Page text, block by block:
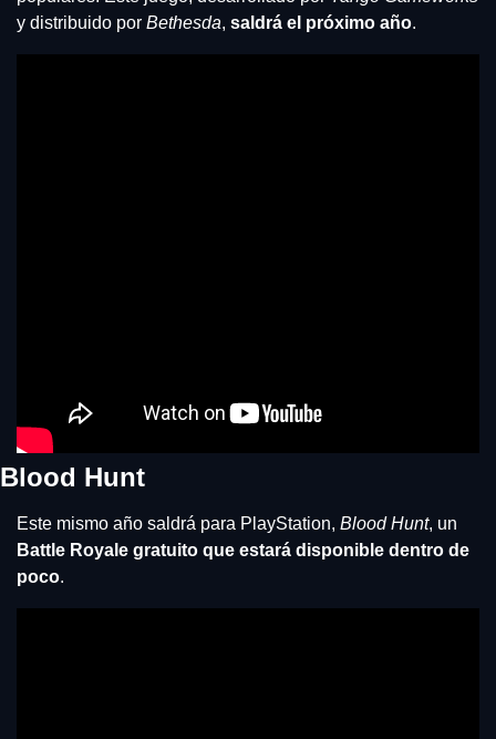
y distribuido por Bethesda, saldrá el próximo año.
Blood Hunt
Este mismo año saldrá para PlayStation, Blood Hunt
Battle Royale gratuito que estará disponible dentro de
poco.